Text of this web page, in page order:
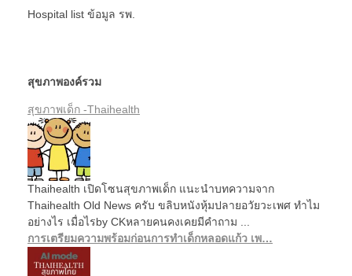
Hospital list ข้อมูล รพ.
สุขภาพองค์รวม
สุขภาพเด็ก -Thaihealth
Thaihealth เปิดโซนสุขภาพเด็ก แนะนำบทความจาก
Thaihealth Old News ครับ ขลิบหนังหุ้มปลายอวัยวะเพศ ทำไม
อย่างไร เมื่อไรby CKหลายคนคงเคยมีคำถาม ...
การเตรียมความพร้อมก่อนการทำเด็กหลอดแก้ว เพ…